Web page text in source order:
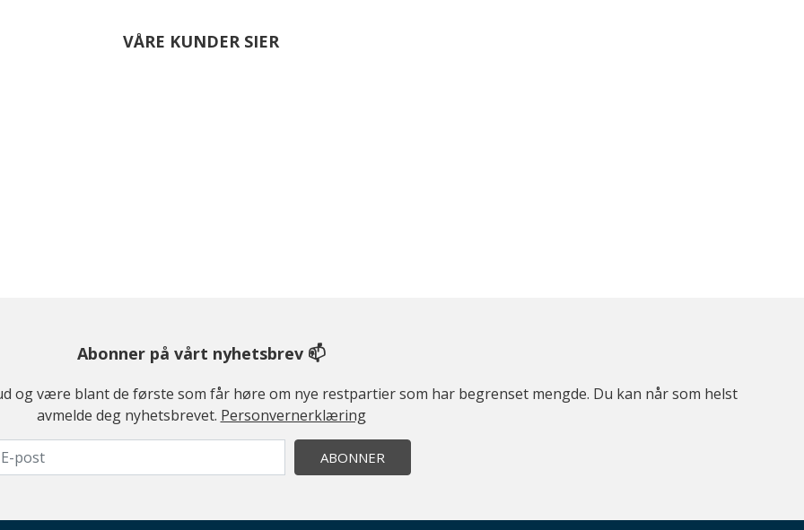
VÅRE KUNDER SIER
Abonner på vårt nyhetsbrev 📫
og være blant de første som får høre om nye restpartier som har begrenset mengde. Du kan når som helst
avmelde deg nyhetsbrevet. Personvernerklæring
ABONNER